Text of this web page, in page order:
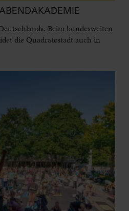
Beim bundesweiten
die Quadratestadt auch in